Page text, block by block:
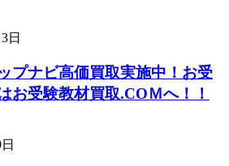
日
ナビ高価買取実施中！お受
お受験教材買取.COＭへ！！